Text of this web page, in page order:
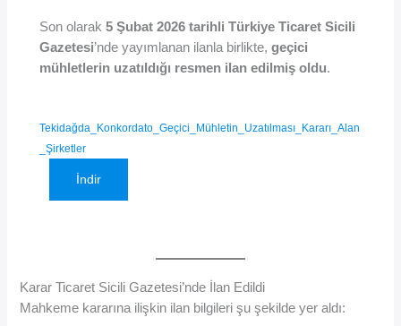
Son olarak5 Şubat 2026 tarihli Türkiye Ticaret Sicili
Gazetesi’nde yayımlanan ilanla birlikte,geçici
mühletlerin uzatıldığı resmen ilan edilmiş oldu.
Tekidağda_Konkordato_Geçici_Mühletin_Uzatılması_Kararı_Alan
_Şirketler
İndir
Karar Ticaret Sicili Gazetesi’nde İlan Edildi
Mahkeme kararına ilişkin ilan bilgileri şu şekilde yer aldı: